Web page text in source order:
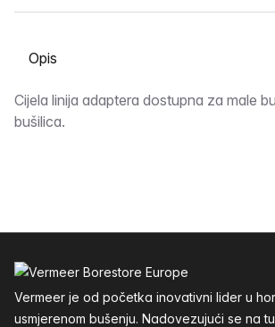
Odabir kartice
Opis
Cijela linija adaptera dostupna za male
bušilica.
Vermeer je od početka inovativni lider u
usmjerenom bušenju. Nadovezujući se na